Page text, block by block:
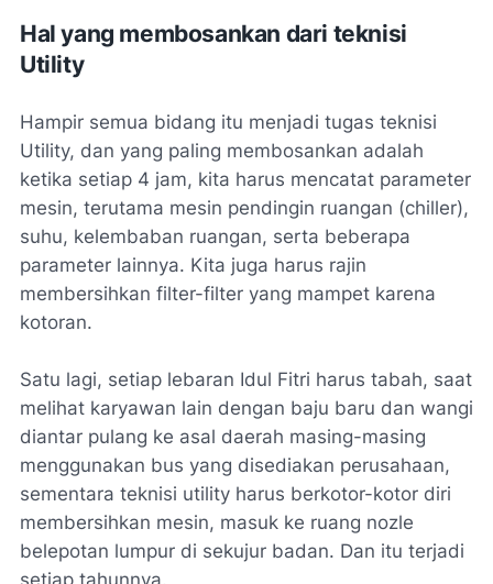
Hal yang membosankan dari teknisi
Utility
Hampir semua bidang itu menjadi tugas teknisi
Utility, dan yang paling membosankan adalah
ketika setiap 4 jam, kita harus mencatat parameter
mesin, terutama mesin pendingin ruangan (chiller),
suhu, kelembaban ruangan, serta beberapa
parameter lainnya. Kita juga harus rajin
membersihkan filter-filter yang mampet karena
kotoran.
Satu lagi, setiap lebaran Idul Fitri harus tabah, saat
melihat karyawan lain dengan baju baru dan wangi
diantar pulang ke asal daerah masing-masing
menggunakan bus yang disediakan perusahaan,
sementara teknisi utility harus berkotor-kotor diri
membersihkan mesin, masuk ke ruang nozle
belepotan lumpur di sekujur badan. Dan itu terjadi